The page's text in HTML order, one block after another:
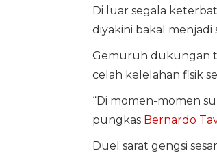
Di luar segala
diyakini bakal
Gemuruh dukungan
celah kelelahan fisik
“Di momen-momen
pungkas Bernardo
Duel sarat gengsi